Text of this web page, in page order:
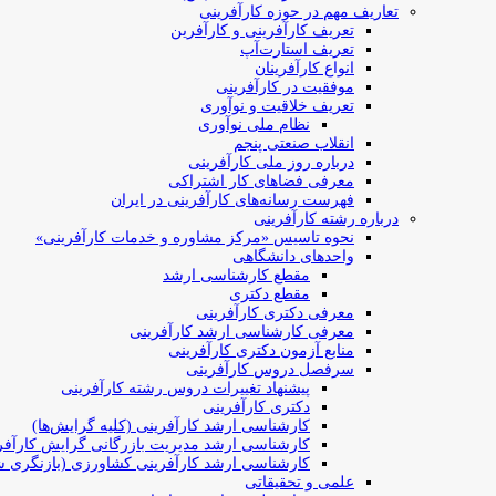
تعاریف مهم در حوزه کارآفرینی
تعریف کارآفرینی و کارآفرین
تعریف استارت‌آپ
انواع کارآفرینان
موفقیت در کارآفرینی
تعریف خلاقیت و نوآوری
نظام ملی نوآوری
انقلاب صنعتی پنجم
درباره روز ملی کارآفرینی
معرفی فضاهای کار اشتراکی
فهرست رسانه‌های کارآفرینی در ایران
درباره رشته کارآفرینی
نحوه تاسیس «مرکز مشاوره و خدمات کارآفرینی»
واحدهای دانشگاهی
مقطع کارشناسی ارشد
مقطع دکتری
معرفی دکتری کارآفرینی
معرفی کارشناسی ارشد کارآفرینی
منابع آزمون دکتری کارآفرینی
سرفصل دروس کارآفرینی
پیشنهاد تغییرات دروس رشته کارآفرینی
دکتری کارآفرینی
کارشناسی ارشد کارآفرینی (کلیه گرایش‌ها)
کارشناسی ارشد مدیریت بازرگانی گرایش
کارشناسی ارشد کارآفرینی کشاورزی (بازنگری
علمی و تحقیقاتی